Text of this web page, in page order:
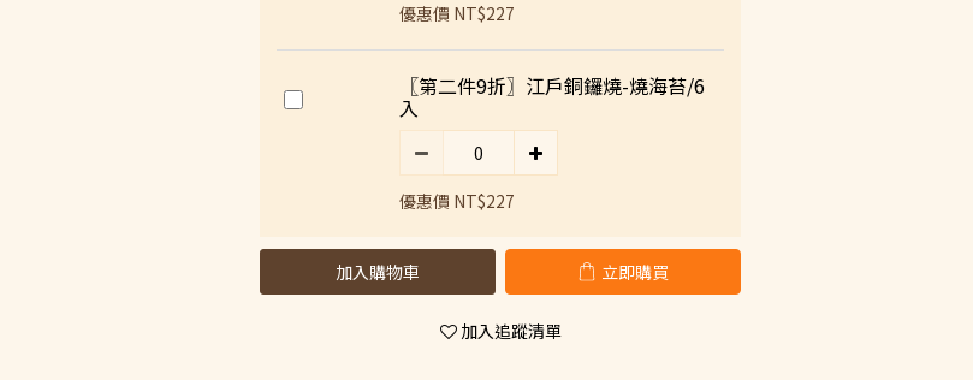
優惠價 NT$227
〖第二件9折〗江戶銅鑼燒-燒海苔/6
入
優惠價 NT$227
加入購物車 立即購買
加入追蹤清單